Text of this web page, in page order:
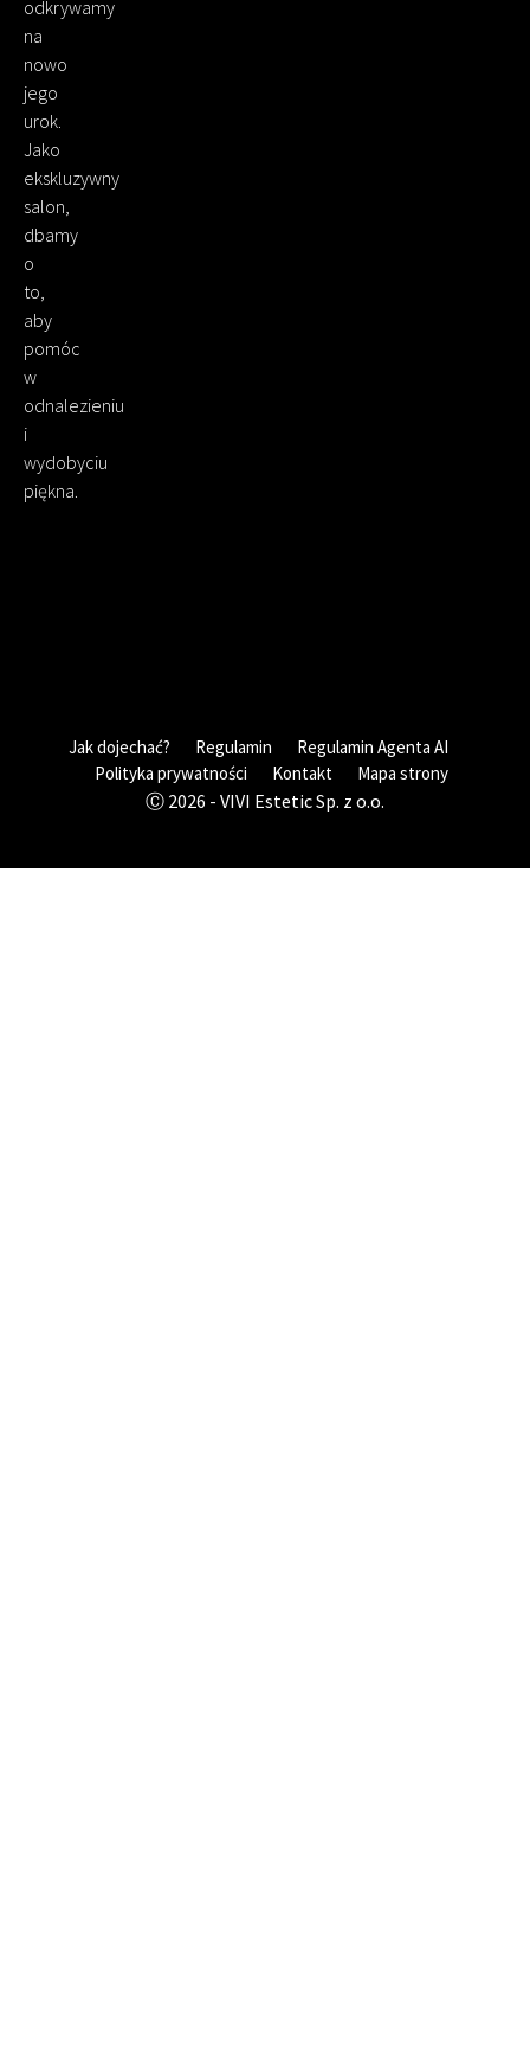
odkrywamy
na
nowo
jego
urok.
Jako
ekskluzywny
salon,
dbamy
o
to,
aby
pomóc
w
odnalezieniu
i
wydobyciu
piękna.
Jak dojechać? Regulamin
Regulamin Agenta AI
Polityka prywatności
Kontakt Mapa strony
Ⓒ 2026 - VIVI Estetic Sp. z o.o.